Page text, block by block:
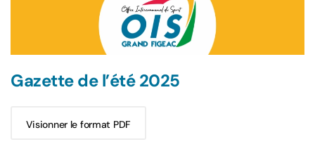
Gazette de l’été 2025
Visionner le format PDF